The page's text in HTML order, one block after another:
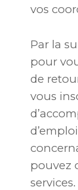
vos
Par la
pour
de
vous
pouvez
services.